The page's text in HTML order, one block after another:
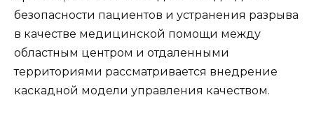
безопасности пациентов и устранения разрыва
в качестве медицинской помощи между
областным центром и отдаленными
территориями рассматривается внедрение
каскадной модели управления качеством.